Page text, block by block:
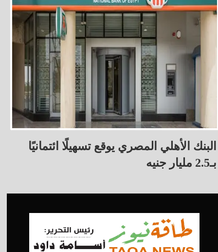
البنك الأهلي المصري يوقع تسهيلًا ائتمانيًا
بـ2.5 مليار جنيه